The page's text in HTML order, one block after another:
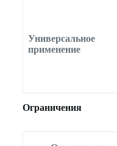
Универсальное
применение
Ограничения